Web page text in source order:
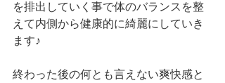
を排出していく事で体のバランスを整
えて内側から健康的に綺麗にしていき
ます♪
終わった後の何とも言えない爽快感と